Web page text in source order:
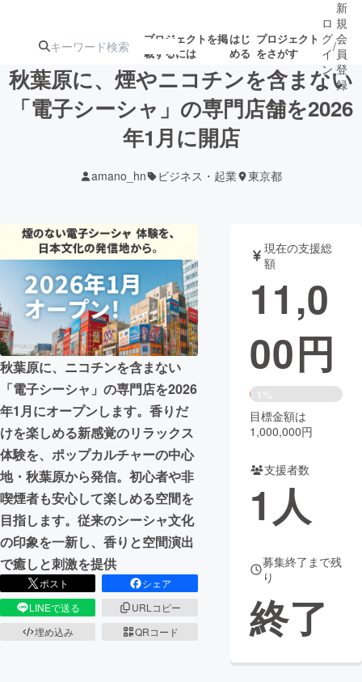
プロジェクトを掲
載するには
はじ
める
プロジェクト
をさがす
注目の新着プロ募集終了が近いプ
テクノロジー・ガジェット
映像・映画 書籍・雑誌
ビジネス・起業 チャレンジ
まちづくり・地域活性化
CAMPFIRE for Social Good
CAMPFIRE Creation
CAMPFIREふるさと納税machi-ya コミュニティ
ロ
グ
イ
ン
/
新
規
会
員
登
録
秋葉原に、煙やニコチンを含まない
「電子シーシャ」の専門店舗を2026
年1月に開店
amano_hn ビジネス・起業 東京都
秋葉原に、ニコチンを含まない
「電子シーシャ」の専門店を2026
年1月にオープンします。香りだ
けを楽しめる新感覚のリラックス
体験を、ポップカルチャーの中心
地・秋葉原から発信。初心者や非
喫煙者も安心して楽しめる空間を
目指します。従来のシーシャ文化
の印象を一新し、香りと空間演出
で癒しと刺激を提供
ポスト
シェア
LINEで送る
URLコピー
埋め込み
QRコード
現在の支援総
額
11,0
00円
1%
目標金額は
1,000,000円
支援者数
1人
募集終了まで残
り
終了